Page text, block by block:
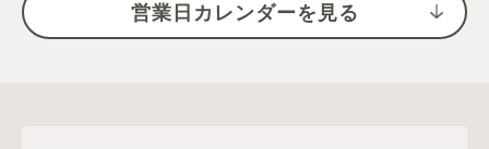
営業日カレンダーを見る